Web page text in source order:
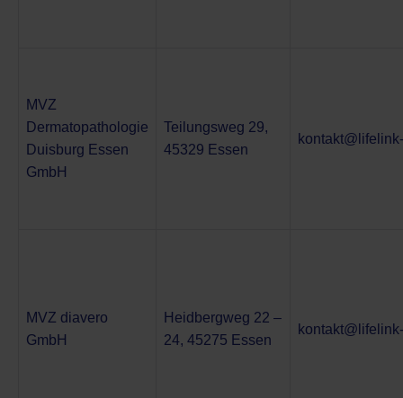
MVZ
Dermatopathologie
Duisburg Essen
GmbH
Teilungsweg 29,
45329 Essen
MVZ diavero
GmbH
Heidbergweg 22 –
24, 45275 Essen